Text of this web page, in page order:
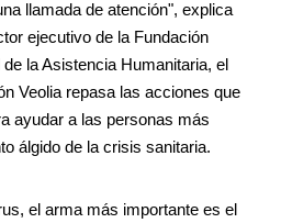
llamada de atención", explica
ejecutivo de la Fundación
la Asistencia Humanitaria, el
Veolia repasa las acciones que
ayudar a las personas más
álgido de la crisis sanitaria.
el arma más importante es el